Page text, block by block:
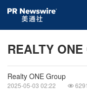
REALTY
Realty ONE Group
2025-05-03 02:22 6291